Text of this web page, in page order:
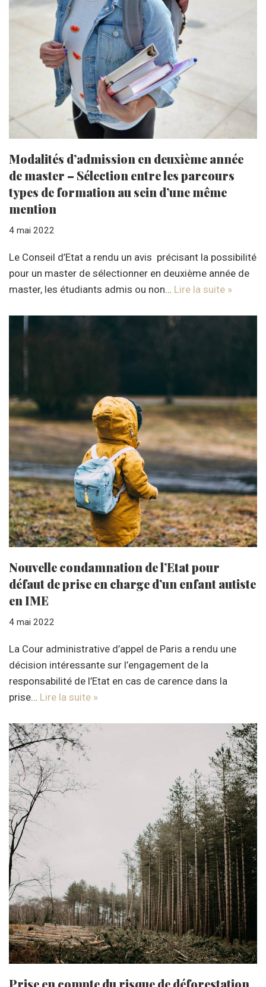
Modalités d’admission en deuxième année
de master – Sélection entre les parcours
types de formation au sein d’une même
mention
4 mai 2022
Le Conseil d’Etat a rendu un avis précisant la possibilité
pour un master de sélectionner en deuxième année de
master, les étudiants admis ou non… Lire la suite »
Nouvelle condamnation de l’Etat pour
défaut de prise en charge d’un enfant autiste
en IME
4 mai 2022
La Cour administrative d’appel de Paris a rendu une
décision intéressante sur l’engagement de la
responsabilité de l’Etat en cas de carence dans la
prise… Lire la suite »